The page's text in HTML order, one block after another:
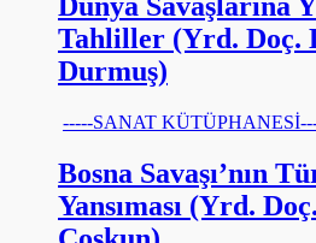
Dünya Savaşlarına
Tahliller (Yrd. Doç.
Durmuş)
-----SANAT
Bosna Savaşı’nın
Yansıması (Yrd.